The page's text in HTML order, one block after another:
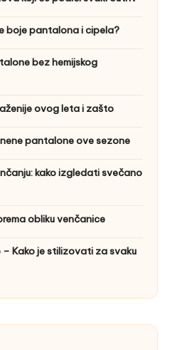
boje pantalona i cipela?
bez hemijskog
ovog leta i zašto
pantalone ove sezone
kako izgledati svečano
obliku venčanice
Kako je stilizovati za svaku